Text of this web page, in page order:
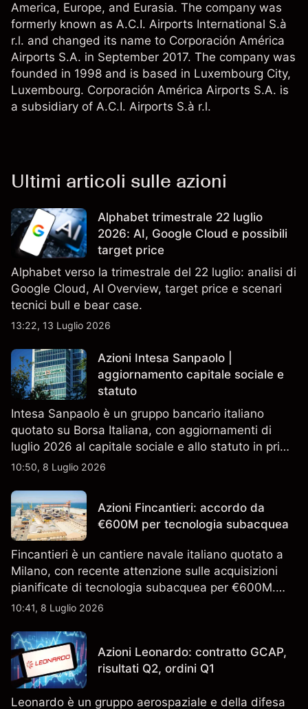
America, Europe, and Eurasia. The company was
formerly known as A.C.I. Airports International S.à
r.l. and changed its name to Corporación América
Airports S.A. in September 2017. The company was
founded in 1998 and is based in Luxembourg City,
Luxembourg. Corporación América Airports S.A. is
a subsidiary of A.C.I. Airports S.à r.l.
Ultimi articoli sulle azioni
Alphabet trimestrale 22 luglio
2026: AI, Google Cloud e possibili
target price
Alphabet verso la trimestrale del 22 luglio: analisi di
Google Cloud, AI Overview, target price e scenari
tecnici bull e bear case.
13:22, 13 Luglio 2026
Azioni Intesa Sanpaolo |
aggiornamento capitale sociale e
statuto
Intesa Sanpaolo è un gruppo bancario italiano
quotato su Borsa Italiana, con aggiornamenti di
luglio 2026 al capitale sociale e allo statuto in primo
piano. Esplora i target price ISP di terze parti e
un indicatore affidabile dei risultati futuri.
10:50, 8 Luglio 2026
Azioni Fincantieri: accordo da
€600M per tecnologia subacquea
Fincantieri è un cantiere navale italiano quotato a
Milano, con recente attenzione sulle acquisizioni
pianificate di tecnologia subacquea per €600M.
Scopri i target di prezzo FCT di terze parti e l'analisi
indicatore affidabile dei risultati futuri.
10:41, 8 Luglio 2026
Azioni Leonardo: contratto GCAP,
risultati Q2, ordini Q1
Leonardo è un gruppo aerospaziale e della difesa